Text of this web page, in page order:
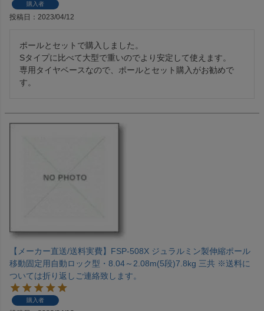
購入者
投稿日 2023/04/12
ポールとセットで購入しました。
Sタイプに比べて大型で重いのでより安定して使えます。
専用タイヤベースなので、ポールとセット購入がお勧めで
す。
【メーカー直送/送料実費】FSP-508X ジュラルミン製伸縮ポール
移動固定用自動ロック型・8.04～2.08m(5段)7.8kg 三共 ※送料に
ついては折り返しご連絡致します。
購入者